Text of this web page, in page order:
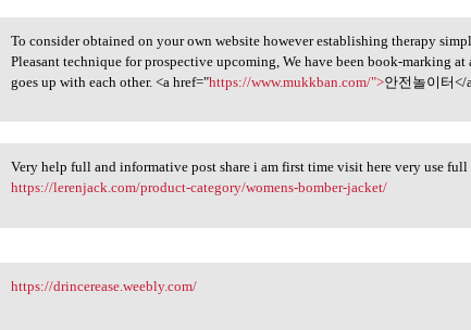
To consider obtained on your
To consider obtained on your own website however establishing therapy
Pleasant technique for prospective upcoming, We have been book-marking
goes up with each other. <a href="https://www.mukkban.com/">안전놀이터</
Very help full and
Very help full and informative post share i am first time visit here very use
https://lerenjack.com/product-category/womens-bomber-jacket/
https://drincerease.weebly
https://drincerease.weebly.com/